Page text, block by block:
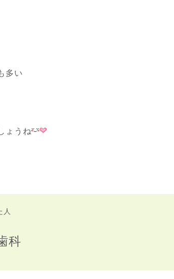
多い
ょうね
人
科